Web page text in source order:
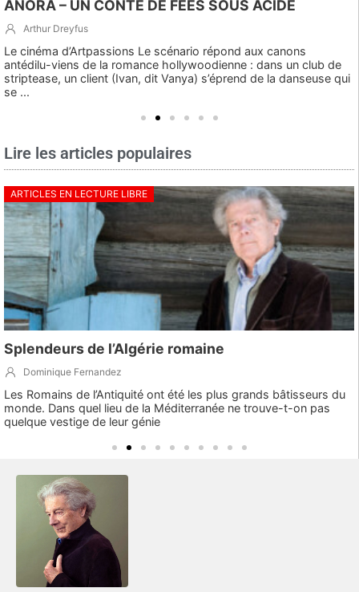
ANORA – UN CONTE DE FÉES SOUS ACIDE
Arthur Dreyfus
Le cinéma d’Artpassions Le scénario répond aux canons
antédilu-viens de la romance hollywoodienne : dans un club de
striptease, un client (Ivan, dit Vanya) s’éprend de la danseuse qui
se ...
Lire les articles populaires
ARTICLES EN LECTURE LIBRE
Splendeurs de l’Algérie romaine
Dominique Fernandez
Les Romains de l’Antiquité ont été les plus grands bâtisseurs du
monde. Dans quel lieu de la Méditerranée ne trouve-t-on pas
quelque vestige de leur génie